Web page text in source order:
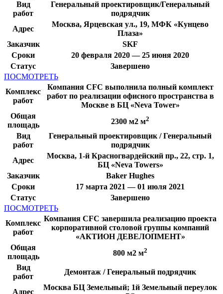
Вид
работ
Генеральный проектировщик/Генеральный
подрядчик
Адрес
Москва, Ярцевская ул., 19, МФК «Кунцево
Плаза»
Заказчик
SKF
Сроки
20 февраля 2020 — 25 июня 2020
Статус
Завершено
ПОСМОТРЕТЬ
Комплекс
работ
Компания CFC выполнила полный комплект
работ по реализации офисного пространства в
Москве в БЦ «Neva Tower»
Общая
площадь
2300 м2 м2
Вид
работ
Генеральный проектировщик / Генеральный
подрядчик
Адрес
Москва, 1-й Красногвардейский пр., 22, стр. 1,
БЦ «Neva Towers»
Заказчик
Baker Hughes
Сроки
17 марта 2021 — 01 июля 2021
Статус
Завершено
ПОСМОТРЕТЬ
Комплекс
работ
Компания CFC завершила реализацию проекта
корпоративной столовой группы компаний
«АКТИОН ДЕВЕЛОПМЕНТ»
Общая
площадь
800 м2 м2
Вид
работ
Демонтаж / Генеральный подрядчик
Адрес
Москва БЦ Земельный; 1й Земельный переулок